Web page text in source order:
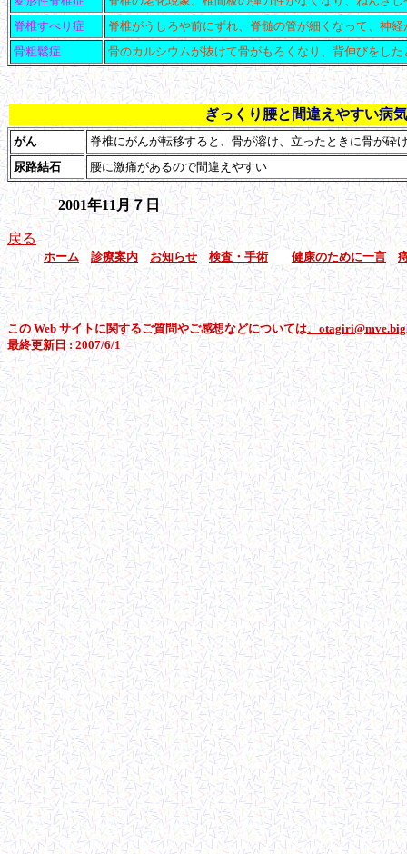
脊椎すべり症
脊椎がうしろや前にずれ、脊髄の管が細くなって、神経
骨粗鬆症
骨のカルシウムが抜けて骨がもろくなり、背伸びをし
ぎっくり腰と間違えやすい病気
がん
脊椎にがんが転移すると、骨が溶け、立ったときに骨が砕
尿路結石
腰に激痛があるので間違えやすい
2001年11月７日
戻る
ホーム 診療案内 お知らせ 検査・手術 健康のために一言
この Web サイトに関するご質問やご感想などについては、
最終更新日 : 2007/6/1